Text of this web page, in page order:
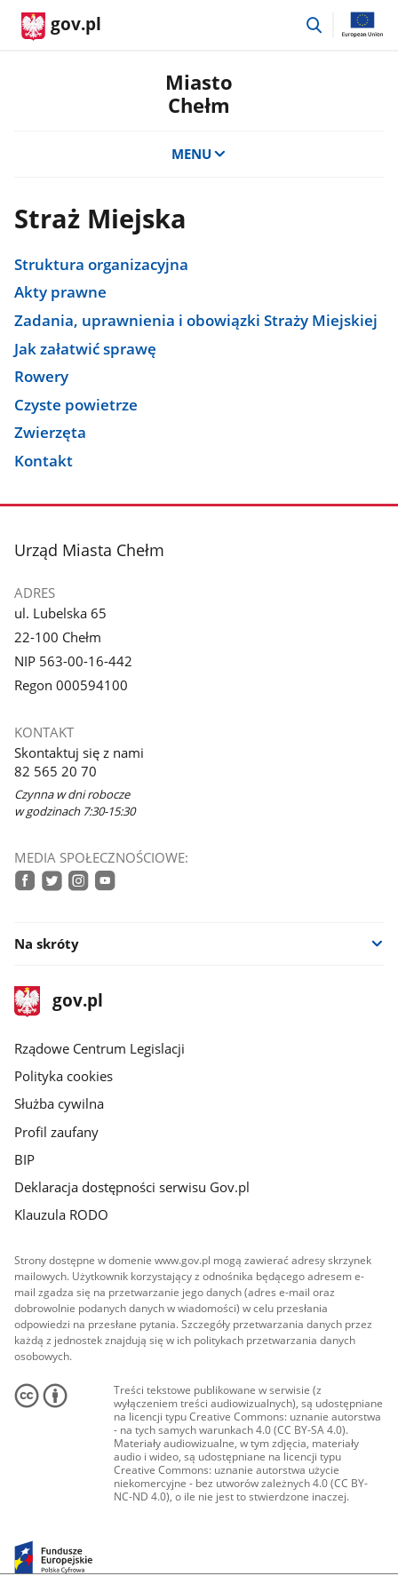
gov.pl
przejdź
Miasto
Chełm
MENU
Straż Miejska
Struktura organizacyjna
Akty prawne
Zadania, uprawnienia i obowiązki Straży Miejskiej
Jak załatwić sprawę
Rowery
Czyste powietrze
Zwierzęta
Kontakt
stopka
Urząd Miasta Chełm
ADRES
ul. Lubelska 65
22-100 Chełm
NIP 563-00-16-442
Regon 000594100
KONTAKT
Skontaktuj się z nami
82 565 20 70
Czynna w dni robocze
w godzinach 7:30-15:30
MEDIA SPOŁECZNOŚCIOWE:
Na skróty
stopka
gov.plStrona
gov.pl
Rządowe Centrum Legislacji
Polityka cookies
Służba cywilna
Profil zaufany
BIP
Deklaracja dostępności serwisu Gov.pl
Klauzula RODO
Strony dostępne w domenie www.gov.pl mogą zawierać adresy skrzynek
mailowych. Użytkownik korzystający z odnośnika będącego adresem e-
mail zgadza się na przetwarzanie jego danych (adres e-mail oraz
dobrowolnie podanych danych w wiadomości) w celu przesłania
odpowiedzi na przesłane pytania. Szczegóły przetwarzania danych przez
każdą z jednostek znajdują się w ich politykach przetwarzania danych
osobowych.
Treści tekstowe publikowane w serwisie (z
wyłączeniem treści audiowizualnych), są udostępniane
na licencji typu Creative Commons: uznanie autorstwa
- na tych samych warunkach 4.0 (CC BY-SA 4.0).
Materiały audiowizualne, w tym zdjęcia, materiały
audio i wideo, są udostępniane na licencji typu
Creative Commons: uznanie autorstwa użycie
niekomercyjne - bez utworów zależnych 4.0 (CC BY-
NC-ND 4.0), o ile nie jest to stwierdzone inaczej.